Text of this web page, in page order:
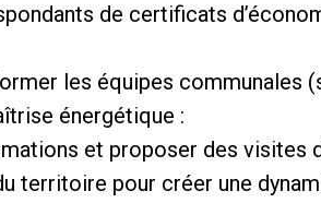
de certificats
les équipes communales
énergétique :
et proposer des visites
territoire pour créer une